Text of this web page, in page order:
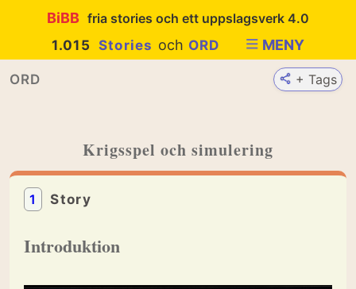
BiBB fria stories och ett uppslagsverk 4.0
1.015 Stories och ORD MENY
ORD + Tags
Krigsspel och simulering
1 Story
Introduktion